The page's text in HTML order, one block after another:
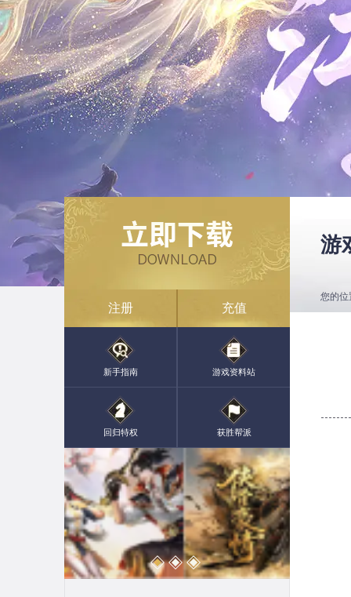
注册 充值
新手指南 游戏资料站
回归特权 获胜帮派
游
您的位